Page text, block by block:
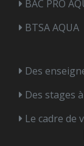
BAC PRO
BTSA AQUA
Des
Des stages
Le cadre de